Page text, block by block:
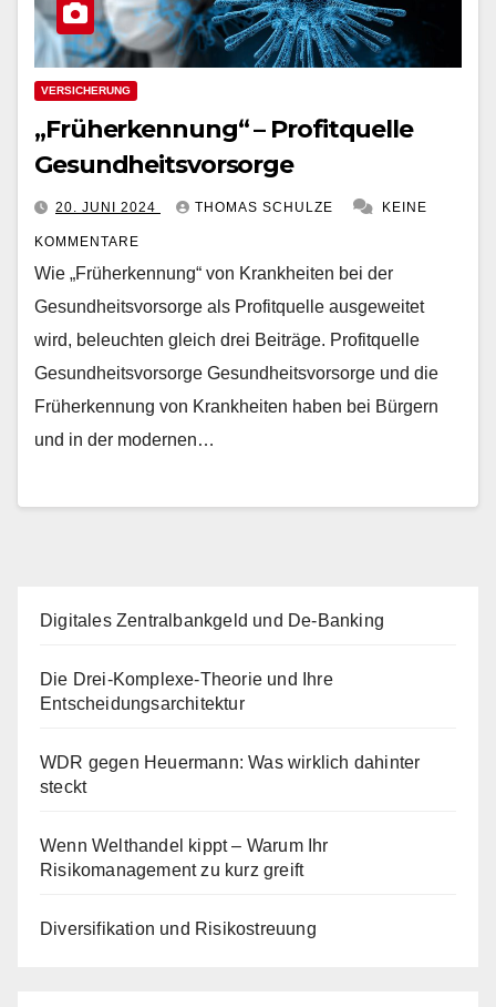
VERSICHERUNG
„Früherkennung“ – Profitquelle
Gesundheitsvorsorge
20. JUNI 2024 THOMAS SCHULZE KEINE
KOMMENTARE
Wie „Früherkennung“ von Krankheiten bei der
Gesundheitsvorsorge als Profitquelle ausgeweitet
wird, beleuchten gleich drei Beiträge. Profitquelle
Gesundheitsvorsorge Gesundheitsvorsorge und die
Früherkennung von Krankheiten haben bei Bürgern
und in der modernen…
Digitales Zentralbankgeld und De-Banking
Die Drei-Komplexe-Theorie und Ihre
Entscheidungsarchitektur
WDR gegen Heuermann: Was wirklich dahinter
steckt
Wenn Welthandel kippt – Warum Ihr
Risikomanagement zu kurz greift
Diversifikation und Risikostreuung